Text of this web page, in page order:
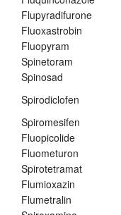
Flupyradifurone
Fluoxastrobin
Fluopyram
Spinetoram
Spinosad
Spirodiclofen
Spiromesifen
Fluopicolide
Fluometuron
Spirotetramat
Flumioxazin
Flumetralin